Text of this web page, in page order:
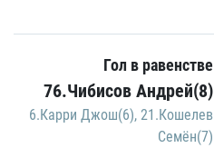
Гол в равенстве
76.Чибисов Андрей(8)
6.Карри Джош(6), 21.Кошелев
Семён(7)